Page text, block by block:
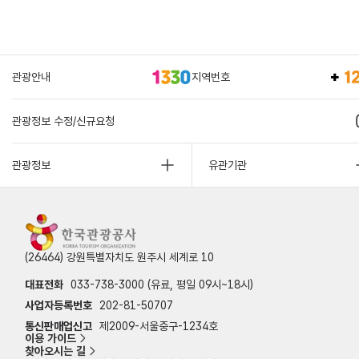
관광안내 지역번호
관광정보 수정/신규요청
관광정보 유관기관
(26464) 강원특별자치도 원주시 세계로 10
대표전화 033-738-3000 (유료, 평일 09시~18시)
사업자등록번호
202-81-50707
통신판매업신고 제2009-서울중구-1234호
이용 가이드
찾아오시는 길